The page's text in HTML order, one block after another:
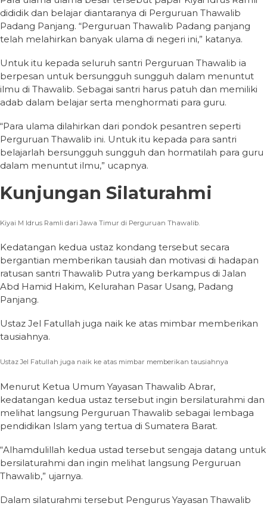
dididik dan belajar diantaranya di Perguruan Thawalib
Padang Panjang. “Perguruan Thawalib Padang panjang
telah melahirkan banyak ulama di negeri ini,” katanya.
Untuk itu kepada seluruh santri Perguruan Thawalib ia
berpesan untuk bersungguh sungguh dalam menuntut
ilmu di Thawalib. Sebagai santri harus patuh dan memiliki
adab dalam belajar serta menghormati para guru.
“Para ulama dilahirkan dari pondok pesantren seperti
Perguruan Thawalib ini. Untuk itu kepada para santri
belajarlah bersungguh sungguh dan hormatilah para guru
dalam menuntut ilmu,” ucapnya.
Kunjungan Silaturahmi
Kiyai M Idrus Ramli dari Jawa Timur di Perguruan Thawalib.
Kedatangan kedua ustaz kondang tersebut secara
bergantian memberikan tausiah dan motivasi di hadapan
ratusan santri Thawalib Putra yang berkampus di Jalan
Abd Hamid Hakim, Kelurahan Pasar Usang, Padang
Panjang.
Ustaz Jel Fatullah juga naik ke atas mimbar memberikan
tausiahnya.
Ustaz Jel Fatullah juga naik ke atas mimbar memberikan tausiahnya
Menurut Ketua Umum Yayasan Thawalib Abrar,
kedatangan kedua ustaz tersebut ingin bersilaturahmi dan
melihat langsung Perguruan Thawalib sebagai lembaga
pendidikan Islam yang tertua di Sumatera Barat.
“Alhamdulillah kedua ustad tersebut sengaja datang untuk
bersilaturahmi dan ingin melihat langsung Perguruan
Thawalib,” ujarnya.
Dalam silaturahmi tersebut Pengurus Yayasan Thawalib